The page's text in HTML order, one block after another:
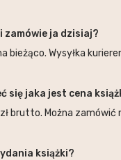
zamówie ja dzisiaj?
bieżąco. Wysyłka
się jaka jest cena
brutto. Można
książki?